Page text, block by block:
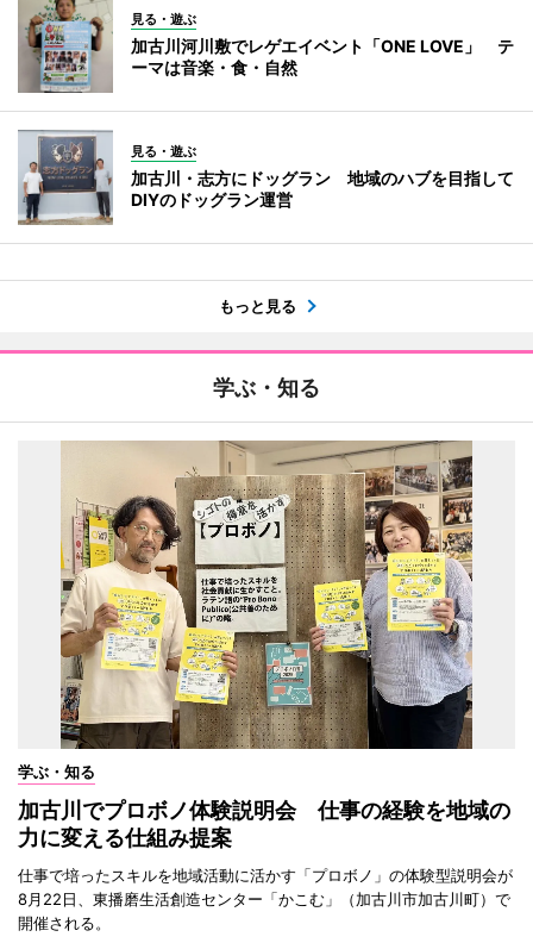
見る・遊ぶ
加古川河川敷でレゲエイベント「ONE LOVE」 テ
ーマは音楽・食・自然
見る・遊ぶ
加古川・志方にドッグラン 地域のハブを目指して
DIYのドッグラン運営
もっと見る
学ぶ・知る
学ぶ・知る
加古川でプロボノ体験説明会 仕事の経験を地域の
力に変える仕組み提案
仕事で培ったスキルを地域活動に活かす「プロボノ」の体験型説明会が
8月22日、東播磨生活創造センター「かこむ」（加古川市加古川町）で
開催される。